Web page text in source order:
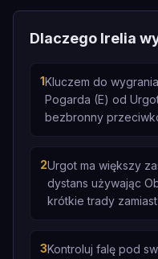
Dlaczego Irelia
1Kluczem do
Pogarda (E) od
bezbronny
2Urgot ma większy
dystans używając
krótkie trady
3Kontroluj falę pod